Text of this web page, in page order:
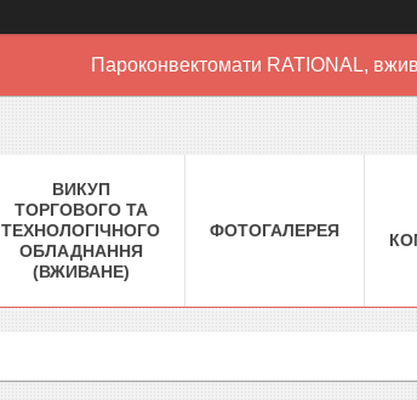
Пароконвектомати RATIONAL,
ВИКУП
ТОРГОВОГО ТА
ТЕХНОЛОГІЧНОГО
ОБЛАДНАННЯ
(ВЖИВАНЕ)
ФОТОГАЛЕРЕЯ